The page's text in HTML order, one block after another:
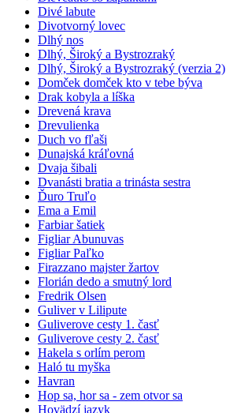
Divé labute
Divotvorný lovec
Dlhý nos
Dlhý, Široký a Bystrozraký
Dlhý, Široký a Bystrozraký (verzia 2)
Domček domček kto v tebe býva
Drak kobyla a líška
Drevená krava
Drevulienka
Duch vo fľaši
Dunajská kráľovná
Dvaja šibali
Dvanásti bratia a trinásta sestra
Ďuro Truľo
Ema a Emil
Farbiar šatiek
Figliar Abunuvas
Figliar Paľko
Firazzano majster žartov
Florián dedo a smutný lord
Fredrik Olsen
Guliver v Lilipute
Guliverove cesty 1. časť
Guliverove cesty 2. časť
Hakela s orlím perom
Haló tu myška
Havran
Hop sa, hor sa - zem otvor sa
Hovädzí jazyk